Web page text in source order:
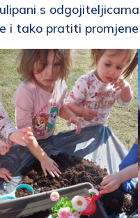
s
i tako pratiti